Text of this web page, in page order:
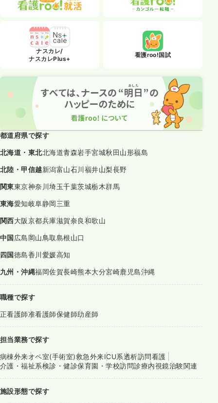
ナスカレ/
ナスカレPlus+
看護roo!国試
都道府県で探す
北海道・東北北海道青森岩手宮城秋田山形福島
北陸・甲信越新潟富山石川福井山梨長野
関東東京神奈川埼玉千葉茨城栃木群馬
東海愛知岐阜静岡三重
関西大阪京都兵庫滋賀奈良和歌山
中国広島岡山鳥取島根山口
四国徳島香川愛媛高知
九州・沖縄福岡佐賀長崎熊本大分宮崎鹿児島沖縄
職種で探す
正看護師准看護師保健師助産師
担当業務で探す
病棟外来オペ室(手術室)救急外来ICU系透析訪問看護
介護・福祉系検診・健診保育園・学校訪問診療内視鏡治験関連
施設形態で探す